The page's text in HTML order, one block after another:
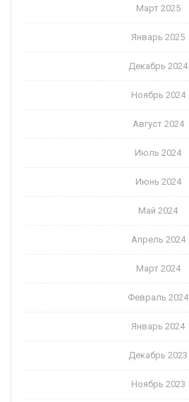
Март 2025
Январь 2025
Декабрь 2024
Ноябрь 2024
Август 2024
Июль 2024
Июнь 2024
Май 2024
Апрель 2024
Март 2024
Февраль 2024
Январь 2024
Декабрь 2023
Ноябрь 2023